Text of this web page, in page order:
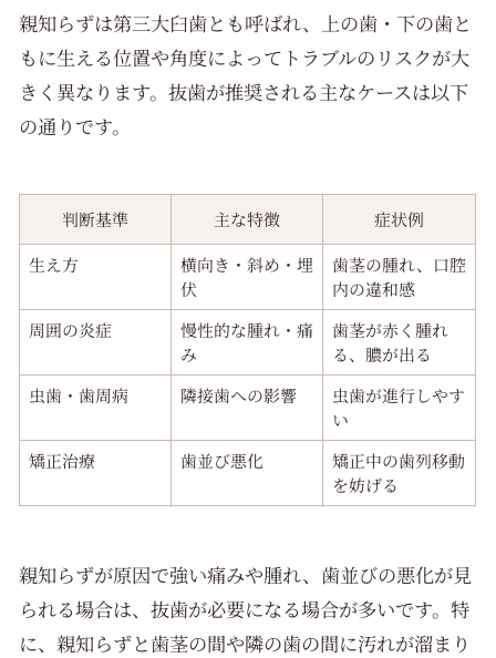
親知らずは第三大臼歯とも呼ばれ、上の歯・下の歯と
もに生える位置や角度によってトラブルのリスクが大
きく異なります。抜歯が推奨される主なケースは以下
の通りです。
判断基準 主な特徴
症状例
生え方
横向き・斜め・埋
伏
歯茎の腫れ、口腔
内の違和感
周囲の炎症
慢性的な腫れ・痛
み
歯茎が赤く腫れ
る、膿が出る
虫歯・歯周病
隣接歯への影響
虫歯が進行しやす
い
矯正治療
歯並び悪化
矯正中の歯列移動
を妨げる
親知らずが原因で強い痛みや腫れ、歯並びの悪化が見
られる場合は、抜歯が必要になる場合が多いです。特
に、親知らずと歯茎の間や隣の歯の間に汚れが溜まり